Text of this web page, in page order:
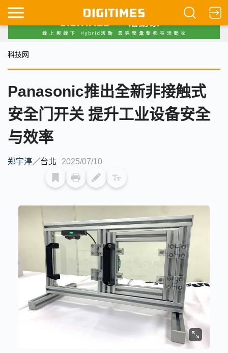
科技网
Panasonic推出全新非接触式
安全门开关 提升工业设备安全
与效率
郑宇渟／台北 2025/07/10